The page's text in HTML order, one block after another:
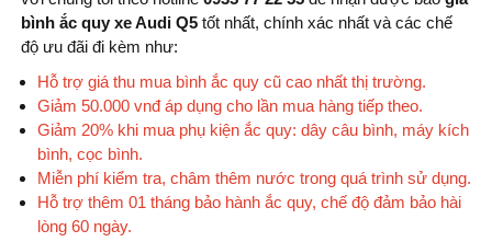
bình ắc quy xe Audi Q5 tốt nhất, chính xác nhất và các chế
độ ưu đãi đi kèm như:
Hỗ trợ giá thu mua bình ắc quy cũ cao nhất thị trường.
Giảm 50.000 vnđ áp dụng cho lần mua hàng tiếp theo.
Giảm 20% khi mua phụ kiện ắc quy: dây câu bình, máy kích
bình, cọc bình.
Miễn phí kiểm tra, châm thêm nước trong quá trình sử dụng.
Hỗ trợ thêm 01 tháng bảo hành ắc quy, chế độ đảm bảo hài
lòng 60 ngày.